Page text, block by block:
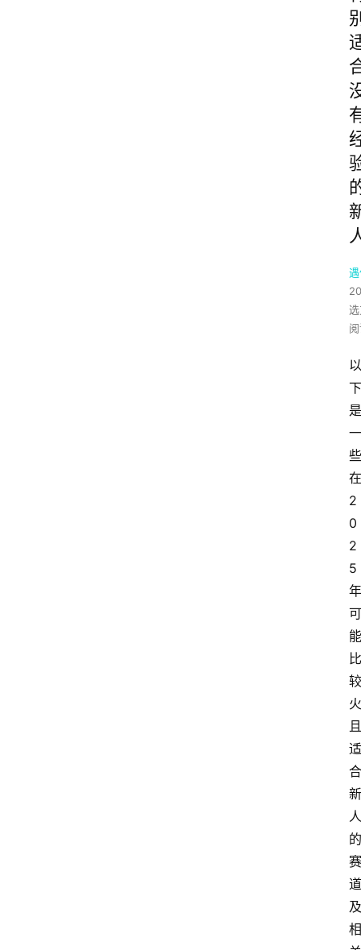
以
下
是
一
些
在
2
0
2
5
年
可
能
比
较
火
且
适
合
新
人
的
赛
道
及
相